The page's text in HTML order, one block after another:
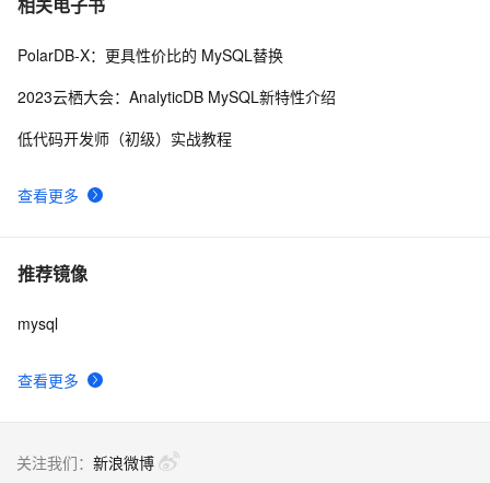
查看更多
PolarDB-X：更具性价比的 MySQL替换
2023云栖大会：AnalyticDB MySQL新特性介绍
低代码开发师（初级）实战教程
推荐镜像
查看更多
mysql
关注我们： 新浪微博